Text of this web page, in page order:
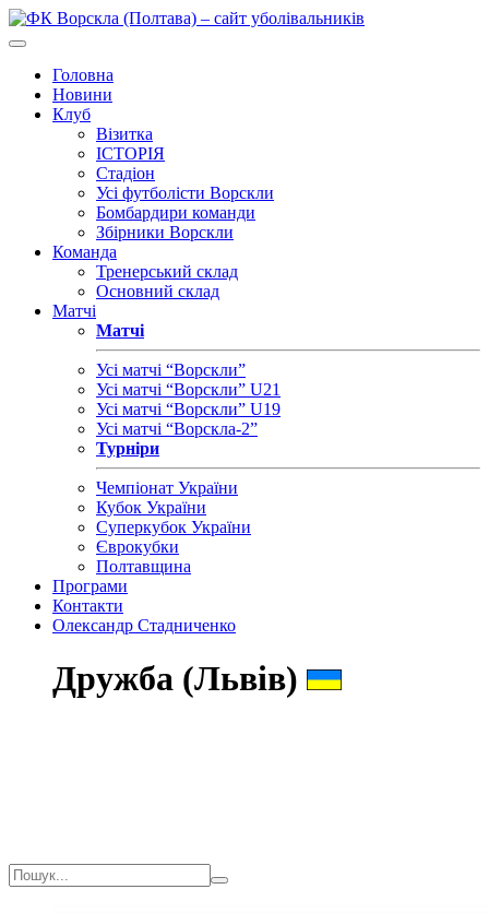
Головна
Новини
Клуб
Візитка
ІСТОРІЯ
Стадіон
Усі футболісти Ворскли
Бомбардири команди
Збірники Ворскли
Команда
Тренерський склад
Основний склад
Матчі
Матчі
Усі матчі “Ворскли”
Усі матчі “Ворскли” U21
Усі матчі “Ворскли” U19
Усі матчі “Ворскла-2”
Турніри
Чемпіонат України
Кубок України
Суперкубок України
Єврокубки
Полтавщина
Програми
Контакти
Олександр Стадниченко
Дружба (Львів)